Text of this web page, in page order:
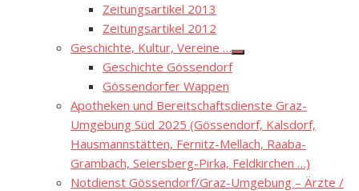
Zeitungsartikel 2013
Zeitungsartikel 2012
Geschichte, Kultur, Vereine …
Show
Geschichte Gössendorf
Gössendorfer Wappen
Apotheken und Bereitschaftsdienste Graz-
Umgebung Süd 2025 (Gössendorf, Kalsdorf,
Hausmannstätten, Fernitz-Mellach, Raaba-
Grambach, Seiersberg-Pirka, Feldkirchen …)
Notdienst Gössendorf/Graz-Umgebung – Ärzte /